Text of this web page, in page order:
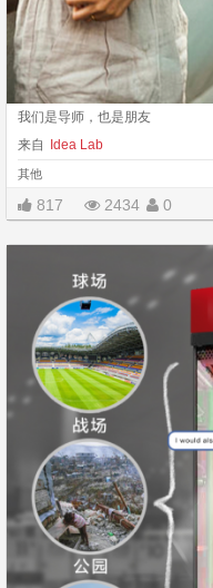
我们是导师，也是朋友
来自
Idea Lab
其他
817 2434 0